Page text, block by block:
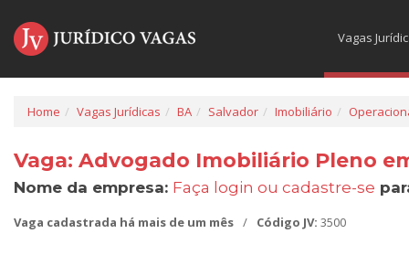
Vagas
Home Vagas Jurídicas BA Salvador Imobiliário
Vaga: Advogado Imobiliário Pleno
Nome da empresa: Faça login ou cadastre-se
Vaga cadastrada há mais de um mês / Código JV: 3500